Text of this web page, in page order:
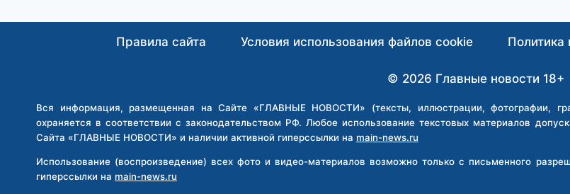
ПРОТИВ
Правила сайта Условия использования файлов cookie Политика
© 2026 Главные новости 18+
Вся информация, размещенная на Сайте «ГЛАВНЫЕ НОВОСТИ» (тексты, иллюстрации, фотографии,
охраняется в соответствии с законодательством РФ. Любое использование текстовых материалов
Сайта «ГЛАВНЫЕ НОВОСТИ» и наличии активной гиперссылки на main-news.ru
Использование (воспроизведение) всех фото и видео-материалов возможно только с письменного
гиперссылки на main-news.ru